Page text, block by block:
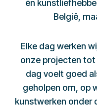
én
België,
Elke dag werken
onze projecten tot
dag voelt goed
geholpen om, op
kunstwerken onder